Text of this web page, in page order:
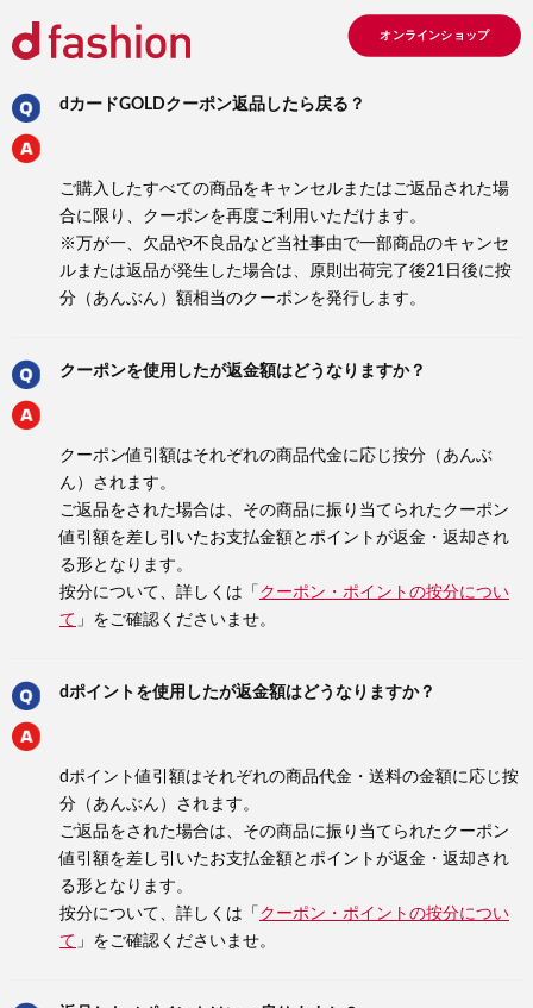
オンラインショップ
dカードGOLDクーポン返品したら戻る？
ご購入したすべての商品をキャンセルまたはご返品された場
合に限り、クーポンを再度ご利用いただけます。
※万が一、欠品や不良品など当社事由で一部商品のキャンセ
ルまたは返品が発生した場合は、原則出荷完了後21日後に按
分（あんぶん）額相当のクーポンを発行します。
クーポンを使用したが返金額はどうなりますか？
クーポン値引額はそれぞれの商品代金に応じ按分（あんぶ
ん）されます。
ご返品をされた場合は、その商品に振り当てられたクーポン
値引額を差し引いたお支払金額とポイントが返金・返却され
る形となります。
按分について、詳しくは「 クーポン・ポイントの按分につい
て 」をご確認くださいませ。
dポイントを使用したが返金額はどうなりますか？
dポイント値引額はそれぞれの商品代金・送料の金額に応じ按
分（あんぶん）されます。
ご返品をされた場合は、その商品に振り当てられたクーポン
値引額を差し引いたお支払金額とポイントが返金・返却され
る形となります。
按分について、詳しくは「 クーポン・ポイントの按分につい
て 」をご確認くださいませ。